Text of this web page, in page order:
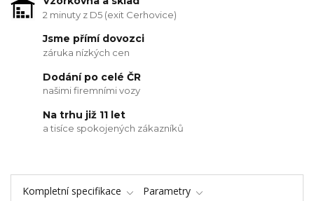
2 minuty z D5 (exit Cerhovice)
Jsme přímí dovozci
záruka nízkých cen
Dodání po celé ČR
našimi firemními vozy
Na trhu již 11 let
a tisíce spokojených zákazníků
Kompletní specifikace Parametry